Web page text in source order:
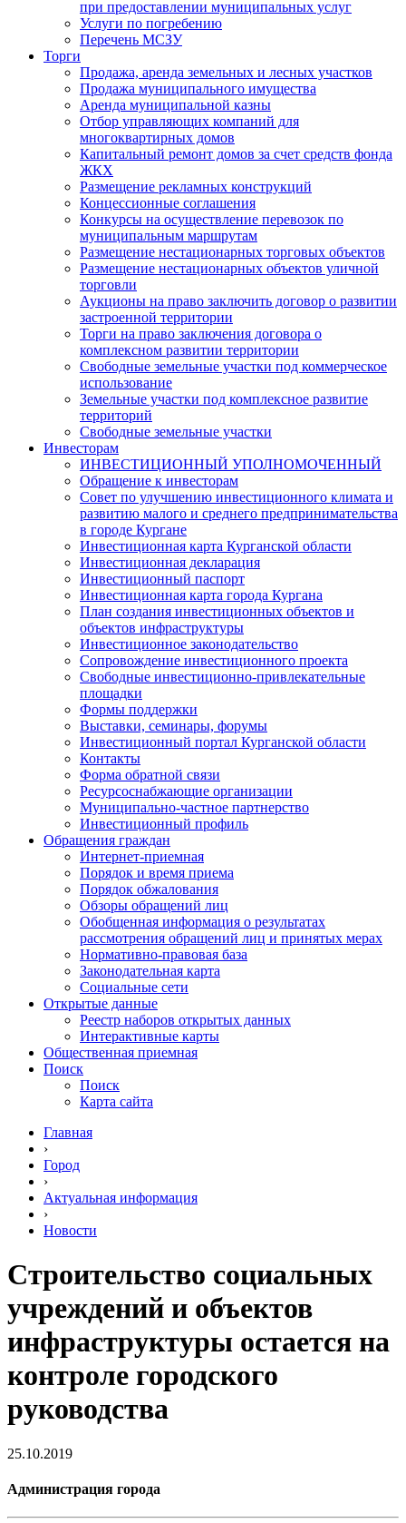
при предоставлении муниципальных услуг
Услуги по погребению
Перечень МСЗУ
Торги
Продажа, аренда земельных и лесных участков
Продажа муниципального имущества
Аренда муниципальной казны
Отбор управляющих компаний для
многоквартирных домов
Капитальный ремонт домов за счет средств фонда
ЖКХ
Размещение рекламных конструкций
Концессионные соглашения
Конкурсы на осуществление перевозок по
муниципальным маршрутам
Размещение нестационарных торговых объектов
Размещение нестационарных объектов уличной
торговли
Аукционы на право заключить договор о развитии
застроенной территории
Торги на право заключения договора о
комплексном развитии территории
Свободные земельные участки под коммерческое
использование
Земельные участки под комплексное развитие
территорий
Свободные земельные участки
Инвесторам
ИНВЕСТИЦИОННЫЙ УПОЛНОМОЧЕННЫЙ
Обращение к инвесторам
Совет по улучшению инвестиционного климата и
развитию малого и среднего предпринимательства
в городе Кургане
Инвестиционная карта Курганской области
Инвестиционная декларация
Инвестиционный паспорт
Инвестиционная карта города Кургана
План создания инвестиционных объектов и
объектов инфраструктуры
Инвестиционное законодательство
Сопровождение инвестиционного проекта
Свободные инвестиционно-привлекательные
площадки
Формы поддержки
Выставки, семинары, форумы
Инвестиционный портал Курганской области
Контакты
Форма обратной связи
Ресурсоснабжающие организации
Муниципально-частное партнерство
Инвестиционный профиль
Обращения граждан
Интернет-приемная
Порядок и время приема
Порядок обжалования
Обзоры обращений лиц
Обобщенная информация о результатах
рассмотрения обращений лиц и принятых мерах
Нормативно-правовая база
Законодательная карта
Социальные сети
Открытые данные
Реестр наборов открытых данных
Интерактивные карты
Общественная приемная
Поиск
Поиск
Карта сайта
Главная
›
Город
›
Актуальная информация
›
Новости
Строительство социальных
учреждений и объектов
инфраструктуры остается на
контроле городского
руководства
25.10.2019
Администрация города